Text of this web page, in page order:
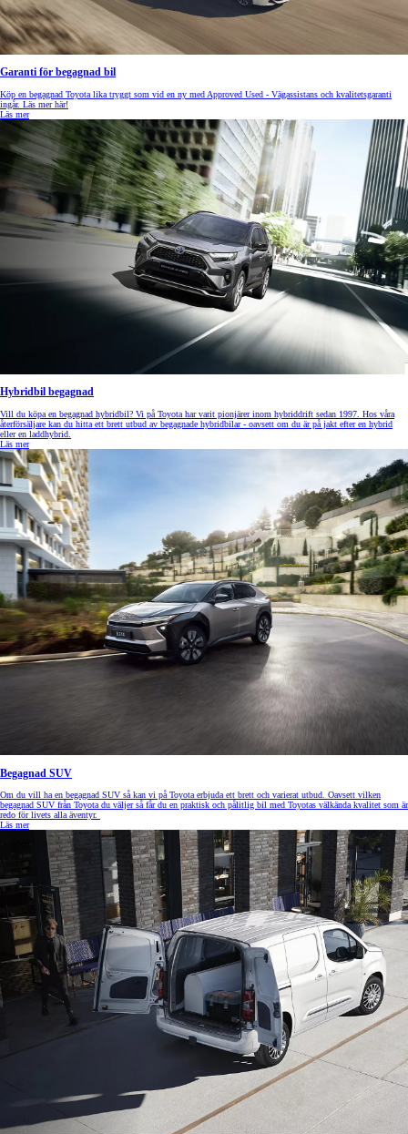
Garanti för begagnad bil
Köp en begagnad Toyota lika tryggt som vid en ny med Approved Used - Vägassistans och kvalitetsgaranti
ingår. Läs mer här!
Läs mer
Hybridbil begagnad
Vill du köpa en begagnad hybridbil? Vi på Toyota har varit pionjärer inom hybriddrift sedan 1997. Hos våra
återförsäljare kan du hitta ett brett utbud av begagnade hybridbilar - oavsett om du är på jakt efter en hybrid
eller en laddhybrid.
Läs mer
Begagnad SUV
Om du vill ha en begagnad SUV så kan vi på Toyota erbjuda ett brett och varierat utbud. Oavsett vilken
begagnad SUV från Toyota du väljer så får du en praktisk och pålitlig bil med Toyotas välkända kvalitet som är
redo för livets alla äventyr.
Läs mer